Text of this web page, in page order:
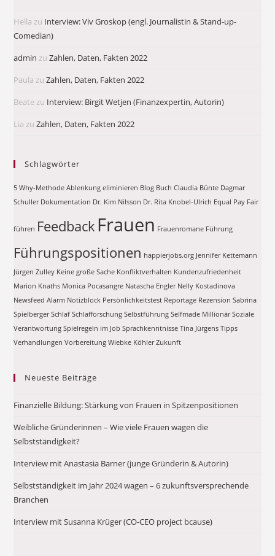
Hella zu Interview: Viv Groskop (engl. Journalistin & Stand-up-
Comedian)
admin zuZahlen, Daten, Fakten 2022
Paula zuZahlen, Daten, Fakten 2022
Beatezu Interview: Birgit Wetjen (Finanzexpertin, Autorin)
Lia zuZahlen, Daten, Fakten 2022
Schlagwörter
5 Why-Methode Ablenkung eliminieren Blog Buch Claudia Bünte Dagmar
Schuller Dokumentation Dr. Kim Nilsson Dr. Rita Knobel-Ulrich Equal Pay Fair
führen Feedback Frauen Frauenromane Führung
Führungspositionen happierjobs.org Jennifer Kettemann
Jürgen Zulley Keine große Sache Konfliktverhalten Kundenzufriedenheit
Marion Knaths Monica Pocasangre Natascha Engler Nelly Kostadinova
Newsfeed Alarm Notizblock Persönlichkeitstest Reportage Rezension Sabrina
Spielberger Schlaf Schlafforschung Selbstführung Selfmade Millionär Soziale
Verantwortung Spielregeln im Job Sprachkenntnisse Tina Jürgens Tipps
Verhandlungen Vorbereitung Wiebke Köhler Zukunft
Neueste Beiträge
Finanzielle Bildung: Stärkung von Frauen in Spitzenpositionen
Weibliche Gründerinnen – Wie viele Frauen wagen die
Selbstständigkeit?
Interview mit Anastasia Barner (junge Gründerin & Autorin)
Selbstständigkeit im Jahr 2024 wagen – 6 zukunftsversprechende
Branchen
Interview mit Susanna Krüger (CO-CEO project bcause)